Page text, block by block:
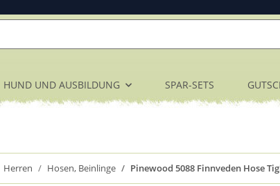
HUND UND AUSBILDUNG SPAR-SETS
Herren Hosen, Beinlinge Pinewood 5088 Finnveden Hose